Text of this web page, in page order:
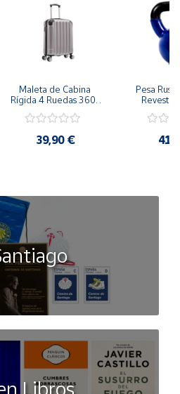
Maleta de Cabina
Rígida 4 Ruedas 360º
37L
39,90 €
Pesa
Libros